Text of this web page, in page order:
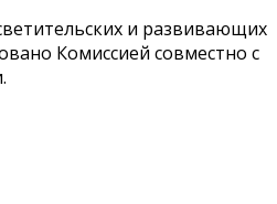
и развивающих
Комиссией совместно с